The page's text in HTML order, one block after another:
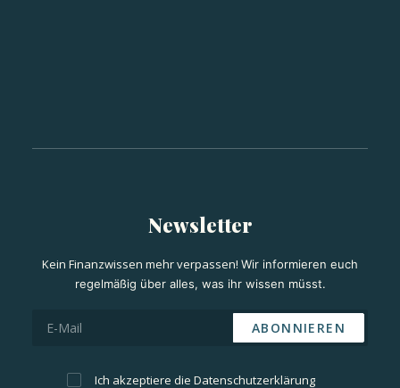
Newsletter
Kein Finanzwissen mehr verpassen! Wir informieren euch
regelmäßig über alles, was ihr wissen müsst.
Ich akzeptiere dieDatenschutzerklärung